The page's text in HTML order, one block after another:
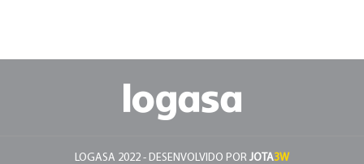
LOGASA 2022 - DESENVOLVIDO POR JOTA3W